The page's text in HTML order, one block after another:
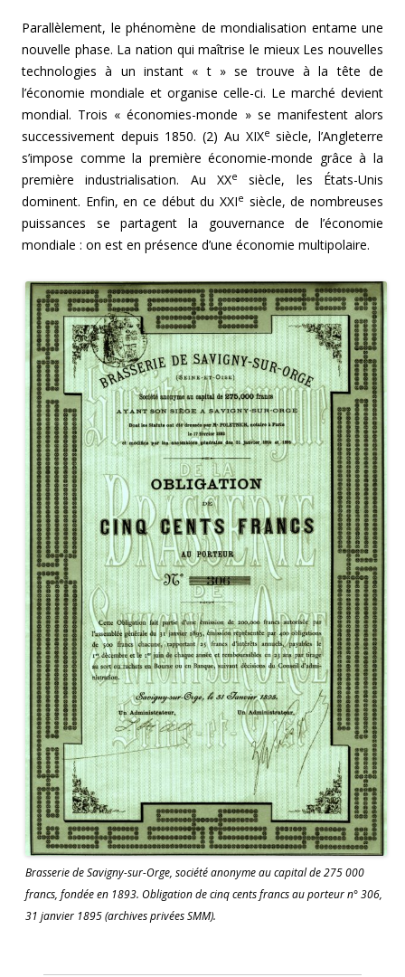
Parallèlement, le phénomène de mondialisation entame une
nouvelle phase. La nation qui maîtrise le mieux Les nouvelles
technologies à un instant « t » se trouve à la tête de
l’économie mondiale et organise celle-ci. Le marché devient
mondial. Trois « économies-monde » se manifestent alors
successivement depuis 1850. (2) Au XIXe siècle, l’Angleterre
s’impose comme la première économie-monde grâce à la
première industrialisation. Au XXe
siècle, les États-Unis
dominent. Enfin, en ce début du XXIe siècle, de nombreuses
puissances se partagent la gouvernance de l’économie
mondiale : on est en présence d’une économie multipolaire.
Brasserie de Savigny-sur-Orge, société anonyme au capital de 275 000
francs, fondée en 1893. Obligation de cinq cents francs au porteur n° 306,
31 janvier 1895 (archives privées SMM).